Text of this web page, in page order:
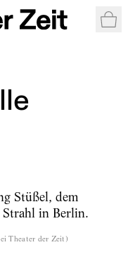
Stüßel, dem
Strahl in Berlin.
Theater der Zeit )